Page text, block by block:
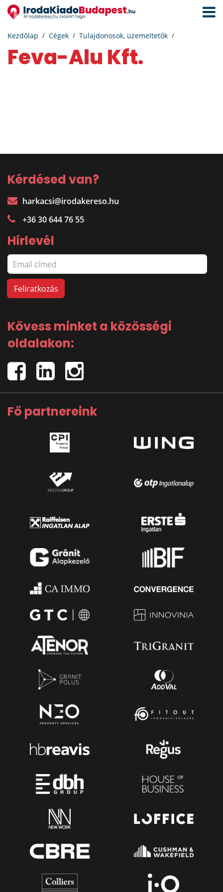
Kezdőlap Cégek Tulajdonosok, üzemeltetők
Feva-Alu Kft.
Kérdésed van?
harkacsi@irodakereso.hu
+36 30 644 76 55
Hírlevél
Kövess minket a közösségi
oldalakon:
Fő partnereink